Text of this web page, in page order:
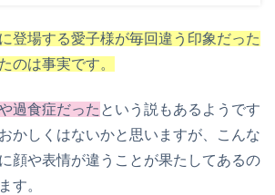
登場する愛子様が毎回違う印象だった
のは事実です。
過食症だった という説もあるようです
かしくはないかと思いますが、こんな
顔や表情が違うことが果たしてあるの
す。